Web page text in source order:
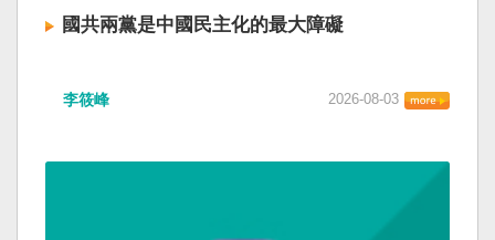
國共兩黨是中國民主化的最大障礙
李筱峰 2026-08-03